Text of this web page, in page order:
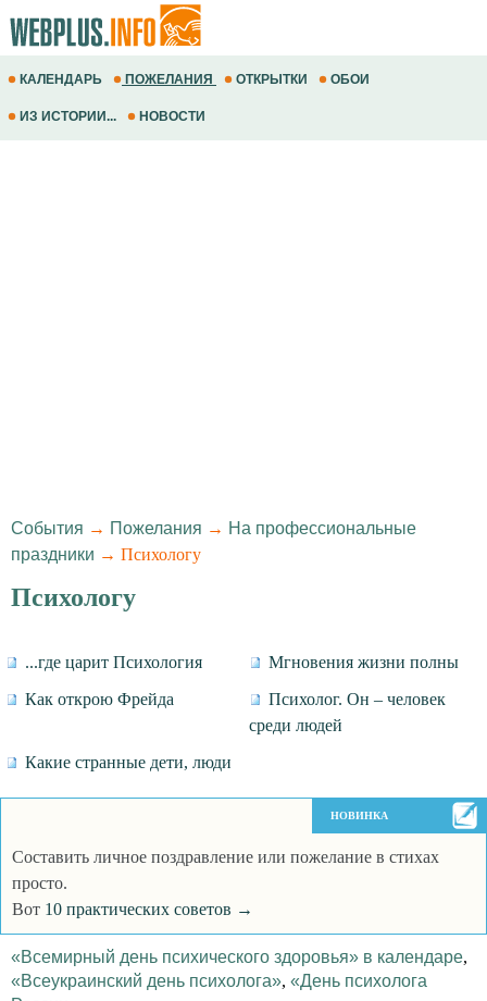
КАЛЕНДАРЬ ПОЖЕЛАНИЯ ОТКРЫТКИ ОБОИ
ИЗ ИСТОРИИ... НОВОСТИ
События → Пожелания → На профессиональные
праздники → Психологу
Психологу
...где царит Психология
Мгновения жизни полны
Как открою Фрейда
Психолог. Он – человек
среди людей
Какие странные дети, люди
НОВИНКА
Составить личное поздравление или пожелание в стихах
просто.
Вот 10 практических советов →
«Всемирный день психического здоровья» в календаре,
«Всеукраинский день психолога», «День психолога